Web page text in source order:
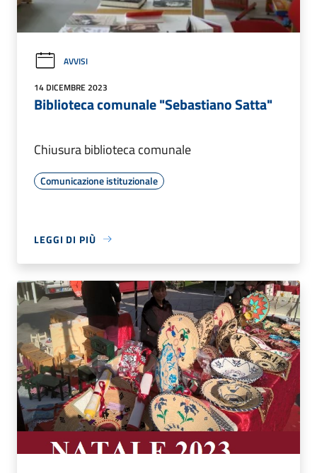
AVVISI
14 DICEMBRE 2023
Biblioteca comunale "Sebastiano Satta"
Chiusura biblioteca comunale
Comunicazione istituzionale
LEGGI DI PIÙ